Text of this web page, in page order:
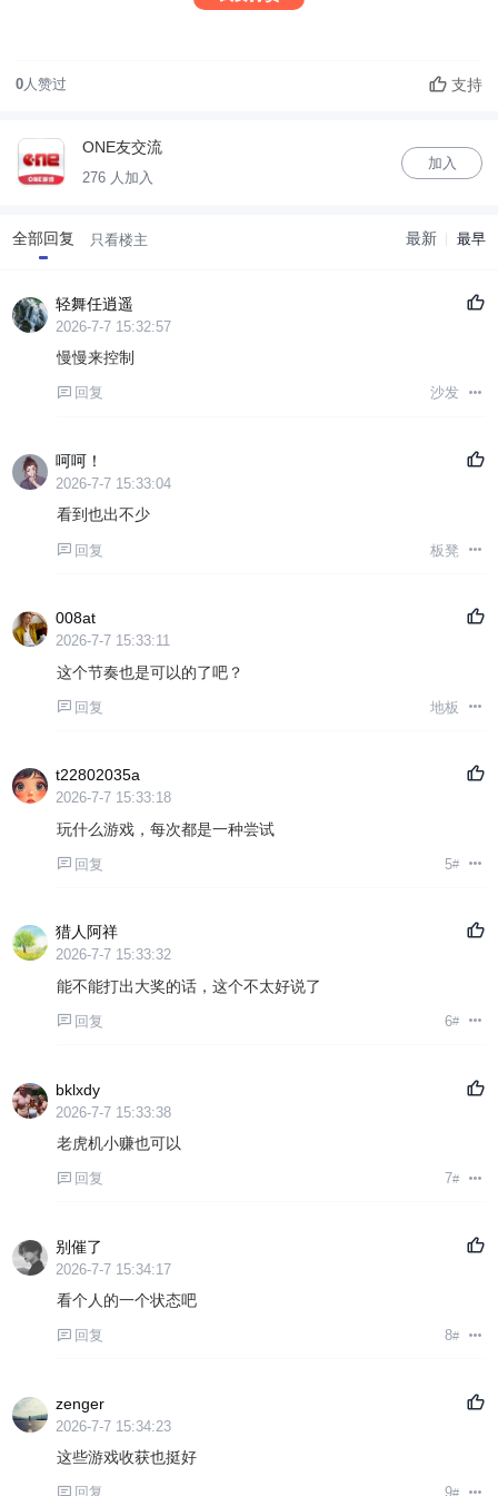
0人赞过 支持
ONE友交流
276 人加入
加入
全部回复 只看楼主 最新 最早
轻舞任逍遥
2026-7-7 15:32:57
慢慢来控制
回复 沙发
呵呵！
2026-7-7 15:33:04
看到也出不少
回复 板凳
008at
2026-7-7 15:33:11
这个节奏也是可以的了吧？
回复 地板
t22802035a
2026-7-7 15:33:18
玩什么游戏，每次都是一种尝试
回复 5#
猎人阿祥
2026-7-7 15:33:32
能不能打出大奖的话，这个不太好说了
回复 6#
bklxdy
2026-7-7 15:33:38
老虎机小赚也可以
回复 7#
别催了
2026-7-7 15:34:17
看个人的一个状态吧
回复 8#
zenger
2026-7-7 15:34:23
这些游戏收获也挺好
回复 9#